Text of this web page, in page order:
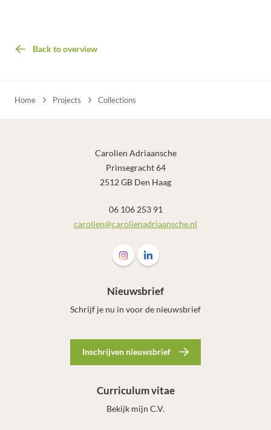
Back to overview
Home Projects Collections
Carolien Adriaansche
Prinsegracht 64
2512 GB Den Haag
06 106 253 91
carolien@carolienadriaansche.nl
Follow us on Instagram Carolien
Follow us on LinkedIn
Nieuwsbrief
Schrijf je nu in voor de nieuwsbrief
Inschrijven nieuwsbrief
Curriculum vitae
Bekijk mijn C.V.